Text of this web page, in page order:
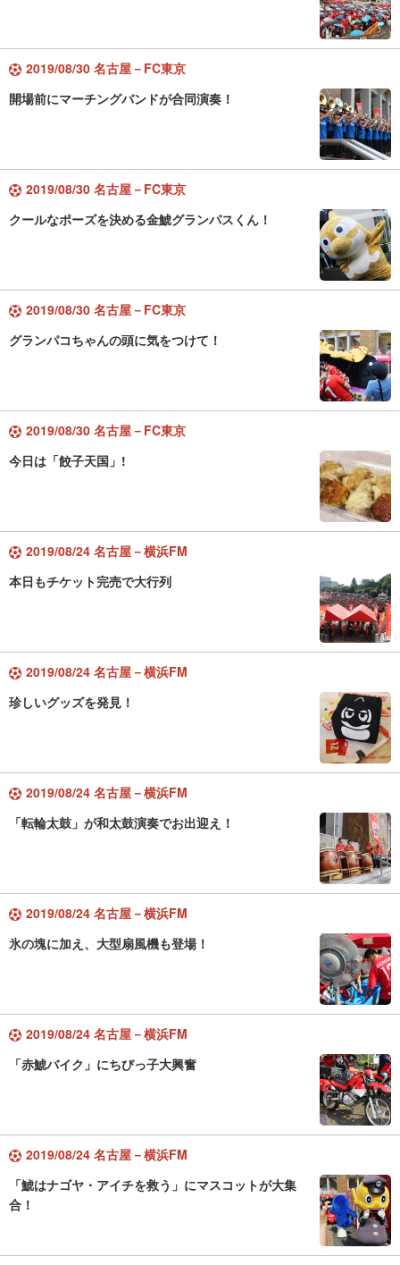
2019/08/30 名古屋－FC東京
開場前にマーチングバンドが合同演奏！
2019/08/30 名古屋－FC東京
クールなポーズを決める金鯱グランパスくん！
2019/08/30 名古屋－FC東京
グランパコちゃんの頭に気をつけて！
2019/08/30 名古屋－FC東京
今日は「餃子天国」!
2019/08/24 名古屋－横浜FM
本日もチケット完売で大行列
2019/08/24 名古屋－横浜FM
珍しいグッズを発見！
2019/08/24 名古屋－横浜FM
「転輪太鼓」が和太鼓演奏でお出迎え！
2019/08/24 名古屋－横浜FM
氷の塊に加え、大型扇風機も登場！
2019/08/24 名古屋－横浜FM
「赤鯱バイク」にちびっ子大興奮
2019/08/24 名古屋－横浜FM
「鯱はナゴヤ・アイチを救う」にマスコットが大集
合！